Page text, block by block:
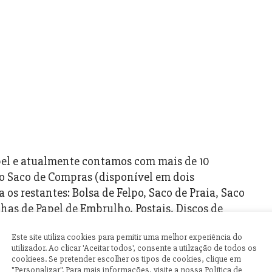
e atualmente contamos com mais de 10
Saco de Compras (disponível em dois
restantes: Bolsa de Felpo, Saco de Praia, Saco
de Papel de Embrulho, Postais, Discos de
para Tablet/iPad.
nos obter uma grande diversidade de
Este site utiliza cookies para pemitir uma melhor experiência do
utilizador. Ao clicar 'Aceitar todos', consente a utilzação de todos os
cookiees. Se pretender escolher os tipos de cookies, clique em
"Personalizar". Para mais informações, visite a nossa Política de